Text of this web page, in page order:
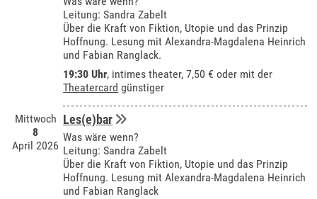
Leitung: Sandra Zabelt
Über die Kraft von Fiktion, Utopie und das Prinzip
Hoffnung. Lesung mit Alexandra-Magdalena Heinrich
und Fabian Ranglack.
19:30 Uhr, intimes theater, 7,50 € oder mit der
Theatercard günstiger
Mittwoch
8
April 2026
Les(e)bar
Was wäre wenn?
Leitung: Sandra Zabelt
Über die Kraft von Fiktion, Utopie und das Prinzip
Hoffnung. Lesung mit Alexandra-Magdalena Heinrich
und Fabian Ranglack